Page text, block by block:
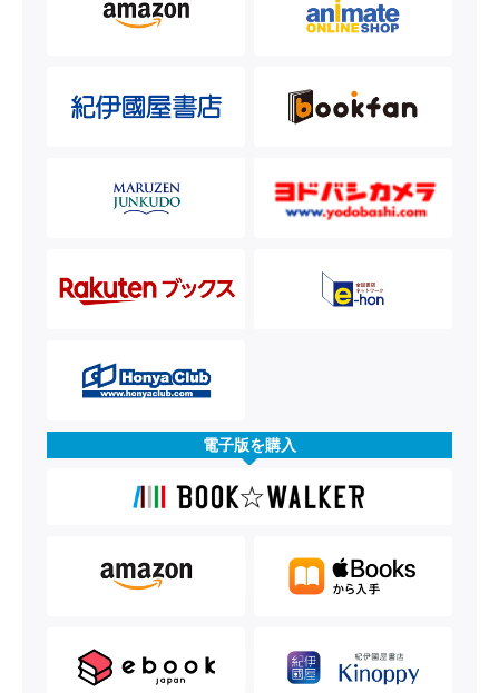
電子版を購入